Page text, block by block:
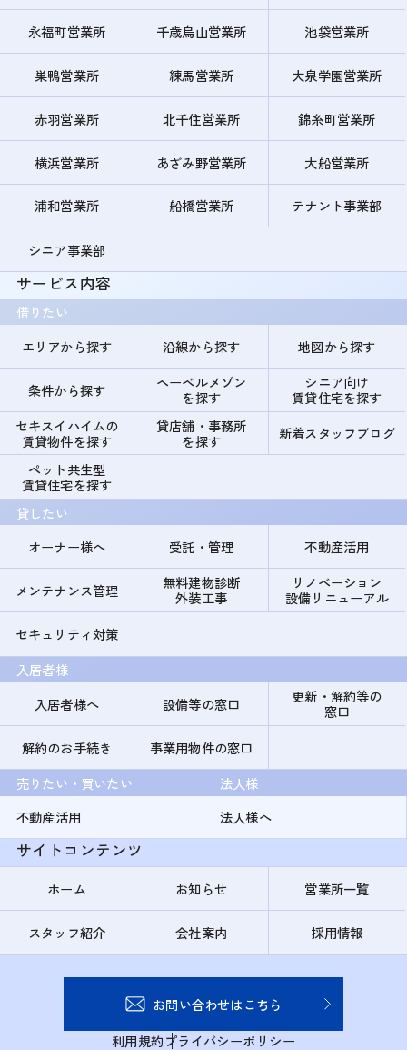
永福町営業所 千歳烏山営業所 池袋営業所
巣鴨営業所 練馬営業所 大泉学園営業所
赤羽営業所 北千住営業所 錦糸町営業所
横浜営業所 あざみ野営業所 大船営業所
浦和営業所 船橋営業所 テナント事業部
シニア事業部
サービス内容
借りたい
エリアから探す
沿線から探す 地図から探す
条件から探す
ヘーベルメゾン
を探す
シニア向け
賃貸住宅を探す
セキスイハイムの
賃貸物件を探す
貸店舗・事務所
を探す
新着スタッフブログ
ペット共生型
賃貸住宅を探す
貸したい
オーナー様へ
受託・管理 不動産活用
メンテナンス管理
無料建物診断
外装工事
リノベーション
設備リニューアル
セキュリティ対策
入居者様
入居者様へ
設備等の窓口
更新・解約等の
窓口
解約のお手続き
事業用物件の窓口
売りたい・買いたい
不動産活用
法人様
法人様へ
サイトコンテンツ
ホーム お知らせ 営業所一覧
スタッフ紹介 会社案内 採用情報
お問い合わせはこちら
利用規約プライバシーポリシー